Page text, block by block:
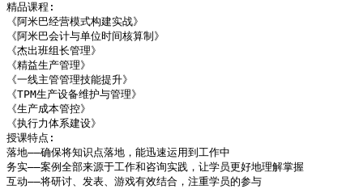
精品课程:
《阿米巴经营模式构建实战》
《阿米巴会计与单位时间核算制》
《杰出班组长管理》
《精益生产管理》
《一线主管管理技能提升》
《TPM生产设备维护与管理》
《生产成本管控》
《执行力体系建设》
授课特点:
落地——确保将知识点落地，能迅速运用到工作中
务实——案例全部来源于工作和咨询实践，让学员更好地理解掌握
互动——将研讨、发表、游戏有效结合，注重学员的参与